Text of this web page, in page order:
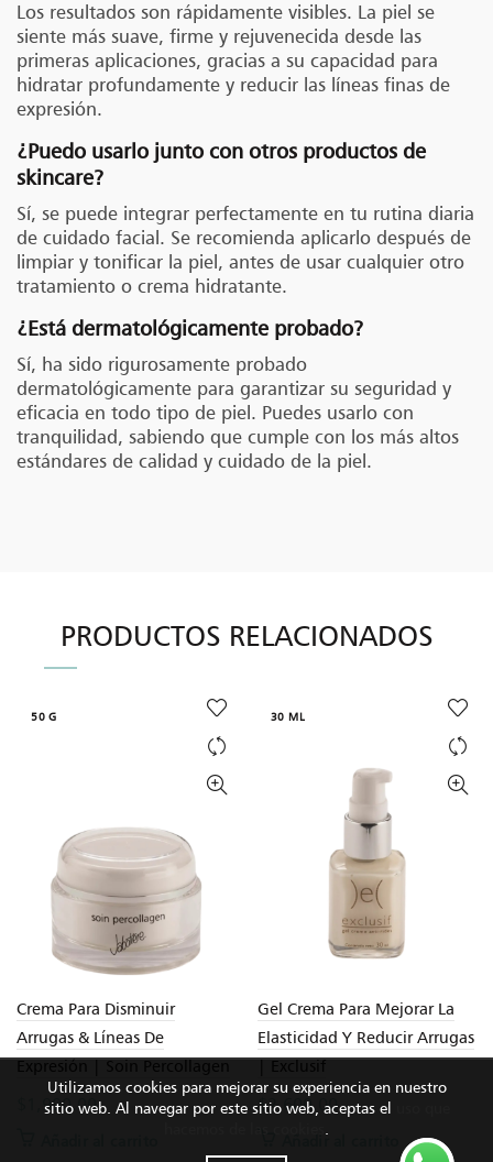
Los resultados son rápidamente visibles. La piel se
siente más suave, firme y rejuvenecida desde las
primeras aplicaciones, gracias a su capacidad para
hidratar profundamente y reducir las líneas finas de
expresión.
¿Puedo usarlo junto con otros productos de
skincare?
Sí, se puede integrar perfectamente en tu rutina diaria
de cuidado facial. Se recomienda aplicarlo después de
limpiar y tonificar la piel, antes de usar cualquier otro
tratamiento o crema hidratante.
¿Está dermatológicamente probado?
Sí, ha sido rigurosamente probado
dermatológicamente para garantizar su seguridad y
eficacia en todo tipo de piel. Puedes usarlo con
tranquilidad, sabiendo que cumple con los más altos
estándares de calidad y cuidado de la piel.
PRODUCTOS RELACIONADOS
50 G
Crema Para Disminuir
Arrugas & Líneas De
Expresión | Soin Percollagen
1,990.00
30 ML
Gel Crema Para Mejorar La
Elasticidad Y Reducir Arrugas
| Exclusif
$2,600.00
Añadir al carrito
Utilizamos cookies para mejorar su experiencia en nuestro
sitio web. Al navegar por este sitio web, aceptas el